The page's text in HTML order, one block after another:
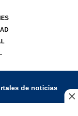
de noticias